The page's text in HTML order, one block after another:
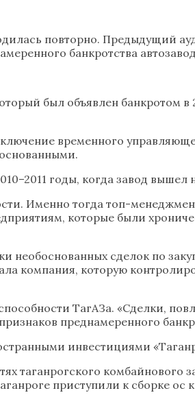
повторно. Предыдущий
банкротства
был объявлен банкротом
временного
годы, когда завод вышел
Именно тогда топ-
которые были
необоснованных сделок по
компания, которую
ТагАЗа. «Сделки,
преднамеренного
инвестициями
таганрогского комбайнового
приступили к сборке